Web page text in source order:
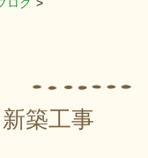
ログ >
築工事